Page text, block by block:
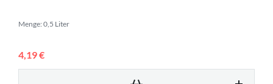
Menge: 0,5 Liter
4,19 €